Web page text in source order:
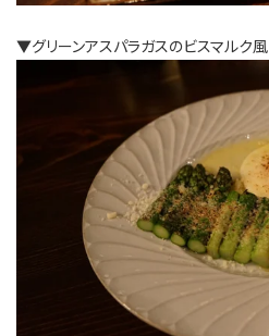
▼グリーンアスパラガスのビスマルク風